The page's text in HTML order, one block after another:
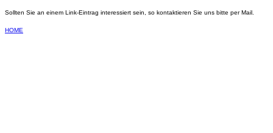
Sollten Sie an einem Link-Eintrag interessiert sein, so kontaktieren Sie uns bitte per Mail.
HOME